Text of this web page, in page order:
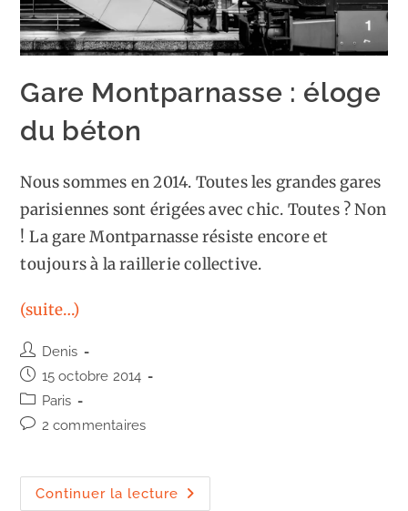
Gare Montparnasse : éloge
du béton
Nous sommes en 2014. Toutes les grandes gares
parisiennes sont érigées avec chic. Toutes ? Non
! La gare Montparnasse résiste encore et
toujours à la raillerie collective.
(suite…)
Auteur/autrice
de
publication :
Denis
Publication
publiée :
15 octobre 2014
Post
category:
Paris
Commentaires
publication :
2 commentaires
Continuer la lecture Gare